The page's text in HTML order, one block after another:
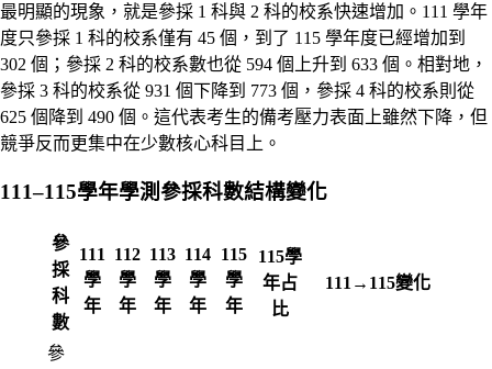
最明顯的現象，就是參採 1 科與 2 科的校系快速增加。111 學年
度只參採 1 科的校系僅有 45 個，到了 115 學年度已經增加到
302 個；參採 2 科的校系數也從 594 個上升到 633 個。相對地，
參採 3 科的校系從 931 個下降到 773 個，參採 4 科的校系則從
625 個降到 490 個。這代表考生的備考壓力表面上雖然下降，但
競爭反而更集中在少數核心科目上。
111–115學年學測參採科數結構變化
參
採
科
數
111
學
年
112
學
年
113
學
年
114
學
年
115
學
年
115學
年占
比
111→115變化
參